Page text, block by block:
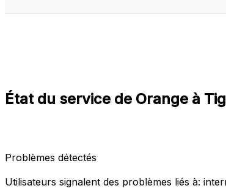
État du service de Orange à
Problèmes détectés
Utilisateurs signalent des problèmes liés à: